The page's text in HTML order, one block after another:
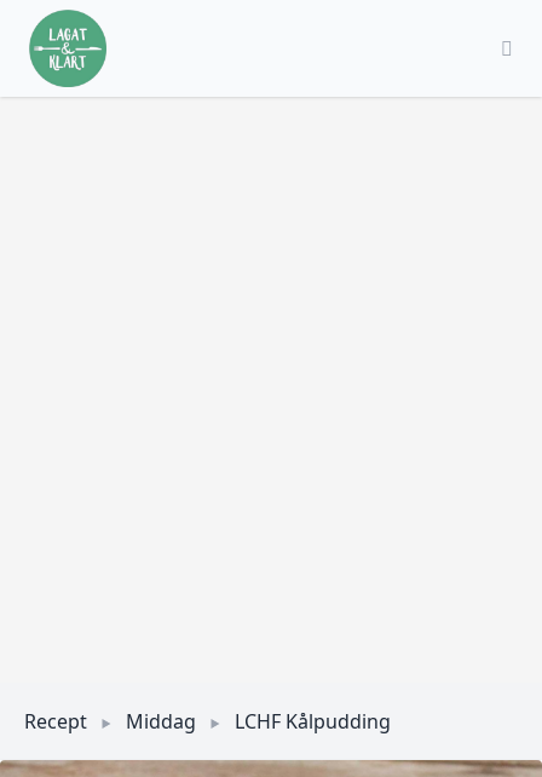
Recept Middag LCHF Kålpudding